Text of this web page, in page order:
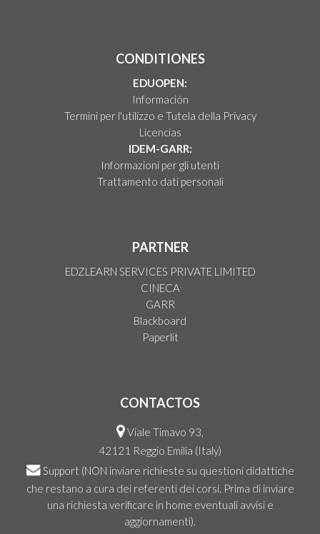
CONDITIONES
EDUOPEN:
Información
Termini per l'utilizzo e Tutela della Privacy
Licencias
IDEM-GARR:
Informazioni per gli utenti
Trattamento dati personali
PARTNER
EDZLEARN SERVICES PRIVATE LIMITED
CINECA
GARR
Blackboard
Paperlit
CONTACTOS
Viale Timavo 93,
42121 Reggio Emilia (Italy)
Support (NON inviare richieste su questioni didattiche
che restano a cura dei referenti dei corsi. Prima di inviare
una richiesta verificare in home eventuali avvisi e
aggiornamenti).